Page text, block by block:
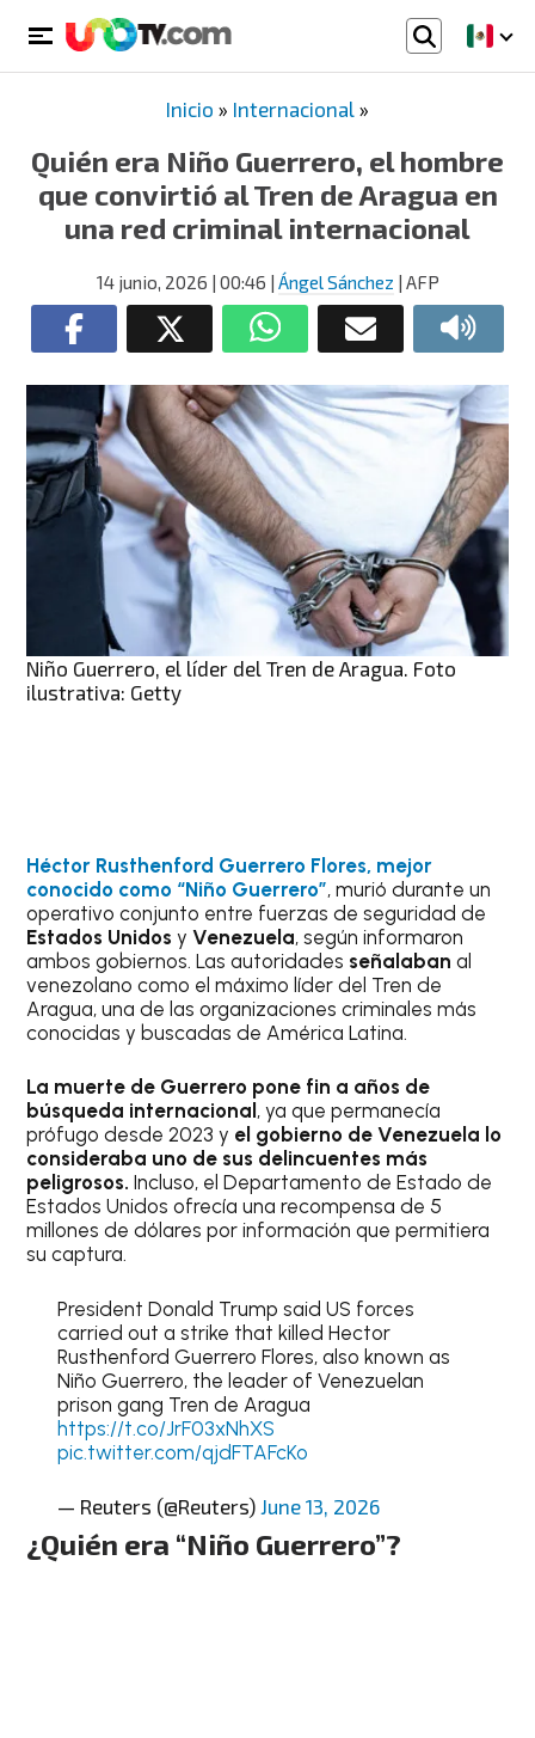
Inicio » Internacional »
Quién era Niño Guerrero, el hombre
que convirtió al Tren de Aragua en
una red criminal internacional
14 junio, 2026 | 00:46 | Ángel Sánchez | AFP
Niño Guerrero, el líder del Tren de Aragua. Foto
ilustrativa: Getty
Héctor Rusthenford Guerrero Flores, mejor
conocido como “Niño Guerrero”, murió durante un
operativo conjunto entre fuerzas de seguridad de
Estados Unidos yVenezuela, según informaron
ambos gobiernos. Las autoridades señalaban al
venezolano como el máximo líder del Tren de
Aragua, una de las organizaciones criminales más
conocidas y buscadas de América Latina.
La muerte de Guerrero pone fin a años de
búsqueda internacional , ya que permanecía
prófugo desde 2023 y el gobierno de Venezuela lo
consideraba uno de sus delincuentes más
peligrosos. Incluso, el Departamento de Estado de
Estados Unidos ofrecía una recompensa de 5
millones de dólares por información que permitiera
su captura.
President Donald Trump said US forces
carried out a strike that killed Hector
Rusthenford Guerrero Flores, also known as
Niño Guerrero, the leader of Venezuelan
prison gang Tren de Aragua
https://t.co/JrF03xNhXS
pic.twitter.com/qjdFTAFcKo
— Reuters (@Reuters) June 13, 2026
¿Quién era “Niño Guerrero”?